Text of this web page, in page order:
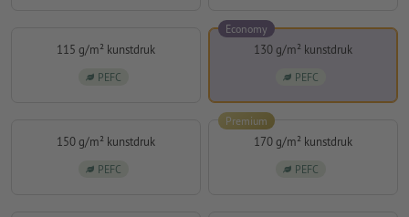
115 g/m² kunstdruk
PEFC
130 g/m² kunstdruk
PEFC
Economy
150 g/m² kunstdruk
PEFC
170 g/m² kunstdruk
PEFC
Premium